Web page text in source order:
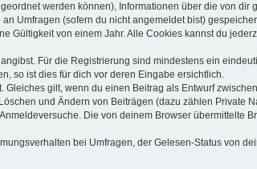
werden können), Informationen über die von dir
Umfragen (sofern du nicht angemeldet bist)
Gültigkeit von einem Jahr. Alle Cookies kannst du
Für die Registrierung sind mindestens ein
so ist dies für dich vor deren Eingabe ersichtlich.
gilt, wenn du einen Beitrag als Entwurf
und Ändern von Beiträgen (dazu zählen Private
Die von deinem Browser übermittelte
bei Umfragen, der Gelesen-Status von